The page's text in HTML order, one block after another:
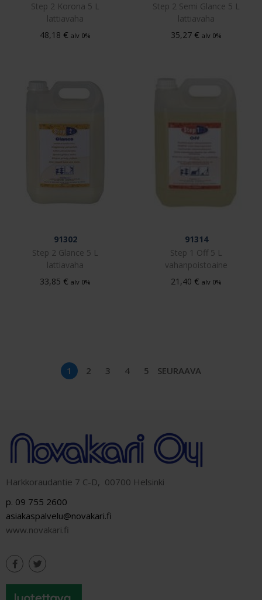
Step 2 Korona 5 L
lattiavaha
48,18 € alv 0%
Step 2 Semi Glance 5 L
lattiavaha
35,27 € alv 0%
91302
Step 2 Glance 5 L
lattiavaha
33,85 € alv 0%
91314
Step 1 Off 5 L
vahanpoistoaine
21,40 € alv 0%
1 2 3 4 5 SEURAAVA
Harkkoraudantie 7 C-D, 00700 Helsinki
p. 09 755 2600
asiakaspalvelu@novakari.fi
www.novakari.fi